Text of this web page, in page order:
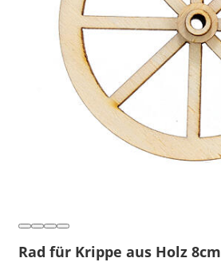
Rad für Krippe aus Holz 8cm